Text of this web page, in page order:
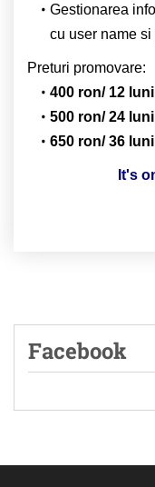
Gestionarea
cu user name si
Preturi promovare:
400 ron/ 12 luni
500 ron/ 24 luni
650 ron/ 36 luni
It's
Facebook